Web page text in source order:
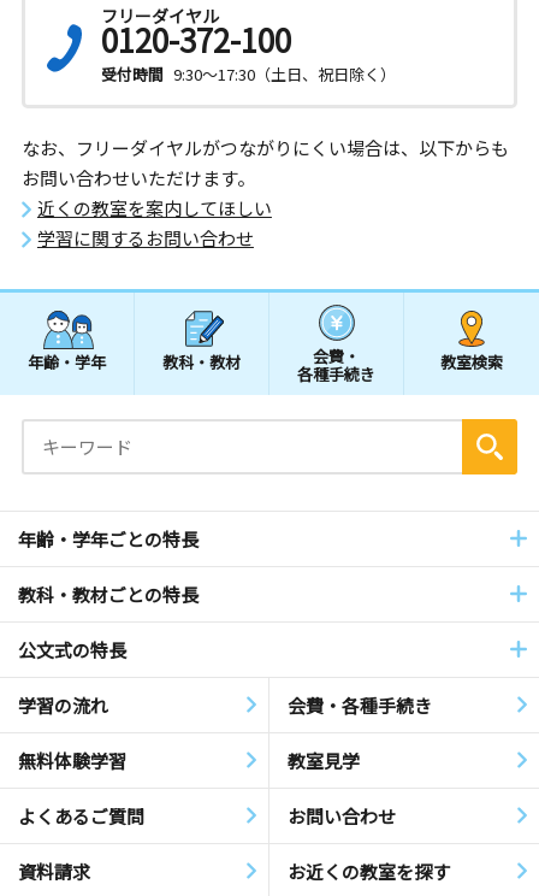
フリーダイヤル
0120-372-100
受付時間 9:30～17:30（土日、祝日除く）
なお、フリーダイヤルがつながりにくい場合は、以下からも
お問い合わせいただけます。
近くの教室を案内してほしい
学習に関するお問い合わせ
年齢・学年 教科・教材 会費・
各種手続き
教室検索
年齢・学年ごとの特長
教科・教材ごとの特長
公文式の特長
学習の流れ 会費・各種手続き
無料体験学習 教室見学
よくあるご質問 お問い合わせ
資料請求 お近くの教室を探す